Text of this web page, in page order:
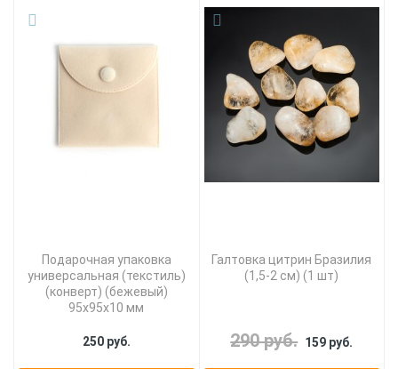
Подарочная упаковка
универсальная (текстиль)
(конверт) (бежевый)
95х95х10 мм
250 руб.
Галтовка цитрин Бразилия
(1,5-2 см) (1 шт)
290 руб. 159 руб.